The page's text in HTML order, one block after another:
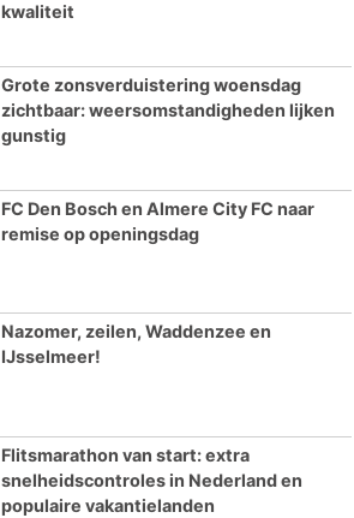
kwaliteit
Grote zonsverduistering woensdag
zichtbaar: weersomstandigheden lijken
gunstig
FC Den Bosch en Almere City FC naar
remise op openingsdag
Nazomer, zeilen, Waddenzee en
IJsselmeer!
Flitsmarathon van start: extra
snelheidscontroles in Nederland en
populaire vakantielanden